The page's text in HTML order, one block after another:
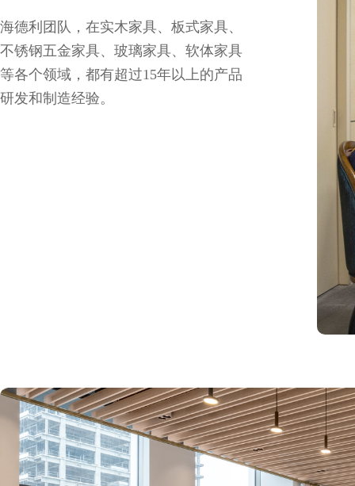
海德利团队，在实木家具、板式家具、
不锈钢五金家具、玻璃家具、软体家具
等各个领域，都有超过15年以上的产品
研发和制造经验。